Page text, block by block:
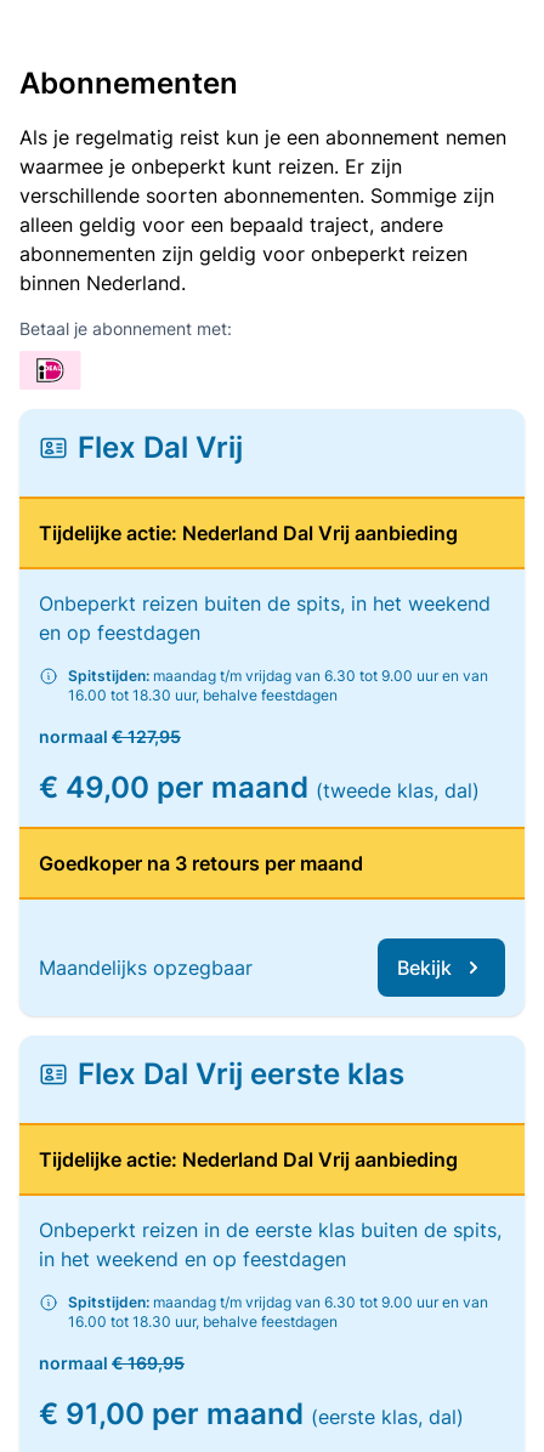
Abonnementen
Als je regelmatig reist kun je een abonnement nemen
waarmee je onbeperkt kunt reizen. Er zijn
verschillende soorten abonnementen. Sommige zijn
alleen geldig voor een bepaald traject, andere
abonnementen zijn geldig voor onbeperkt reizen
binnen Nederland.
Betaal je abonnement met:
Flex Dal Vrij
Tijdelijke actie: Nederland Dal Vrij aanbieding
Onbeperkt reizen buiten de spits, in het weekend
en op feestdagen
Spitstijden: maandag t/m vrijdag van 6.30 tot 9.00 uur en van
16.00 tot 18.30 uur, behalve feestdagen
normaal € 127,95
€ 49,00 per maand (tweede klas, dal)
Goedkoper na 3 retours per maand
Maandelijks opzegbaar Bekijk
Flex Dal Vrij eerste klas
Tijdelijke actie: Nederland Dal Vrij aanbieding
Onbeperkt reizen in de eerste klas buiten de spits,
in het weekend en op feestdagen
Spitstijden: maandag t/m vrijdag van 6.30 tot 9.00 uur en van
16.00 tot 18.30 uur, behalve feestdagen
normaal € 169,95
€ 91,00 per maand (eerste klas, dal)